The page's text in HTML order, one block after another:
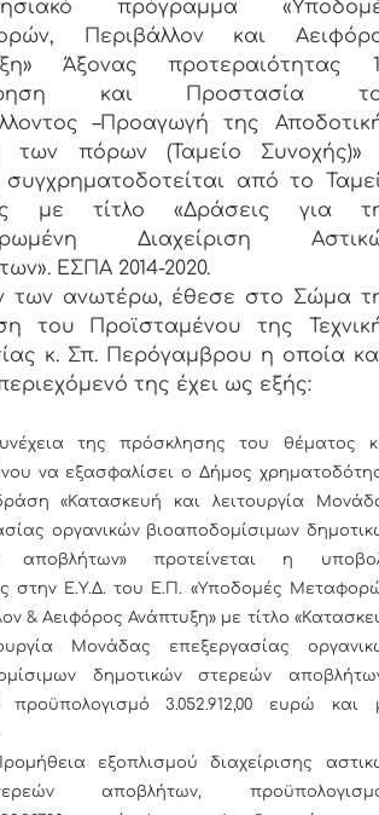
πρόγραμμα
Περιβάλλον και
Άξονας προτεραιότητας
και Προστασία
–Προαγωγή της
των πόρων (Ταμείο Συνοχής)»
συγχρηματοδοτείται από το
με τίτλο «Δράσεις για
Διαχείριση
ΕΣΠΑ 2014-2020.
των ανωτέρω, έθεσε στο Σώμα
του Προϊσταμένου της
κ. Σπ. Περόγαμβρου η οποία
της έχει ως εξής:
της πρόσκλησης του θέματος
να εξασφαλίσει ο Δήμος
«Κατασκευή και λειτουργία
οργανικών βιοαποδομίσιμων
αποβλήτων» προτείνεται η
στην Ε.Υ.Δ. του Ε.Π. «Υποδομές
& Αειφόρος Ανάπτυξη» με τίτλο
Μονάδας επεξεργασίας
δημοτικών στερεών
προϋπολογισμό 3.052.912,00 ευρώ και
εξοπλισμού διαχείρισης
αποβλήτων,